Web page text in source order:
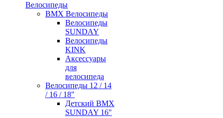
Велосипеды
BMX Велосипеды
Велосипеды
SUNDAY
Велосипеды
KINK
Аксессуары
для
велосипеда
Велосипеды 12 / 14
/ 16 / 18"
Детский BMX
SUNDAY 16"